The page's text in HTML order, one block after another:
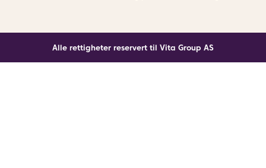
Alle rettigheter reservert til Vita Group AS